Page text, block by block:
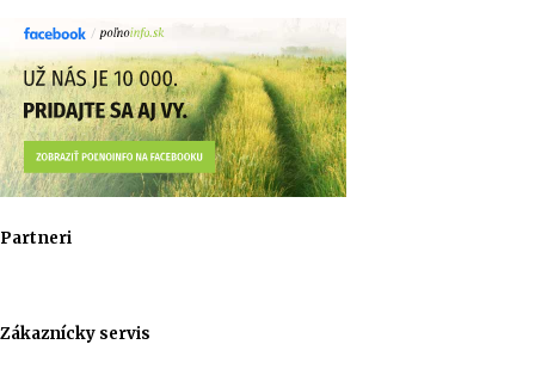
Partneri
Zákaznícky servis